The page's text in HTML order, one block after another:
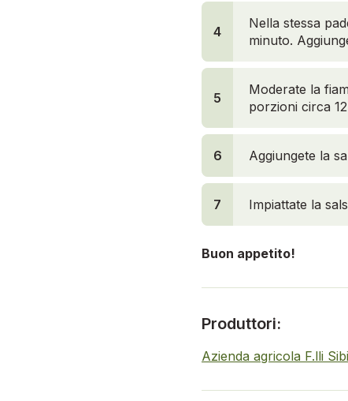
4
Nella stessa
minuto.
5
Moderate la
porzioni circa
6 Aggiungete la
7 Impiattate la
Buon appetito!
Produttori:
Azienda agricola F.lli